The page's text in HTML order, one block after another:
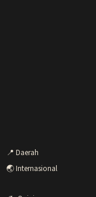
📍 Daerah
🌏 Internasional